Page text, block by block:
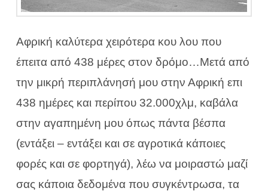
Αφρική καλύτερα χειρότερα κου λου που
έπειτα από 438 μέρες στον δρόμο…Μετά από
την μικρή περιπλάνησή μου στην Αφρική επι
438 ημέρες και περίπου 32.000χλμ, καβάλα
στην αγαπημένη μου όπως πάντα βέσπα
(εντάξει – εντάξει και σε αγροτικά κάποιες
φορές και σε φορτηγά), λέω να μοιραστώ μαζί
σας κάποια δεδομένα που συγκέντρωσα, τα